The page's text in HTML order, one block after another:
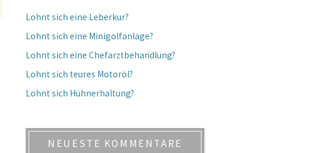
Lohnt sich eine Leberkur?
Lohnt sich eine Minigolfanlage?
Lohnt sich eine Chefarztbehandlung?
Lohnt sich teures Motoröl?
Lohnt sich Hühnerhaltung?
NEUESTE KOMMENTARE